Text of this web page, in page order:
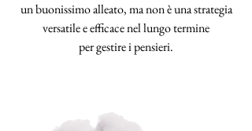
un buonissimo alleato, ma non è una strategia
versatile e efficace nel lungo termine
per gestire i pensieri.